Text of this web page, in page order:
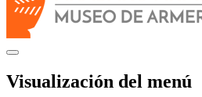
Visualización del menú